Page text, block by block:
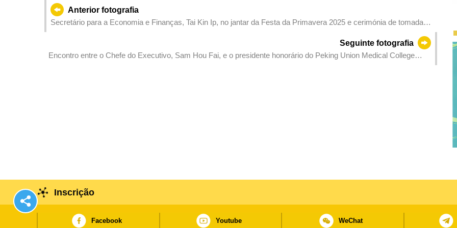
Anterior fotografia
Secretário para a Economia e Finanças, Tai Kin Ip, no jantar da Festa da Primavera 2025 e cerimónia de tomada
Seguinte fotografia
Encontro entre o Chefe do Executivo, Sam Hou Fai, e o presidente honorário do Peking Union Medical College
Inscrição
Facebook Youtube WeChat